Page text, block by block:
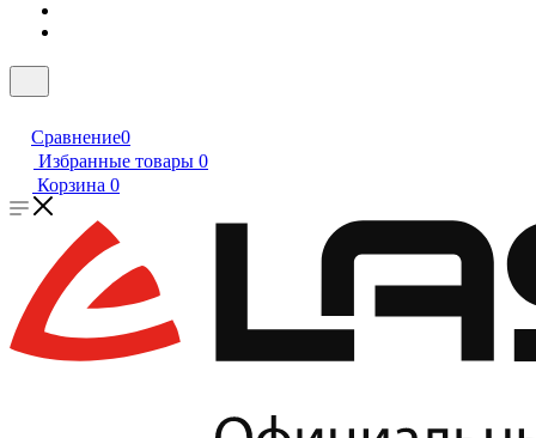
Сравнение0
Избранные товары 0
Корзина 0